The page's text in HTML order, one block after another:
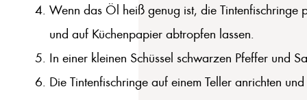
Wenn das Öl heiß genug ist, die
und auf Küchenpapier abtropfen lassen.
In einer kleinen Schüssel schwarzen Pfeffer und
Die Tintenfischringe auf einem Teller anrichten